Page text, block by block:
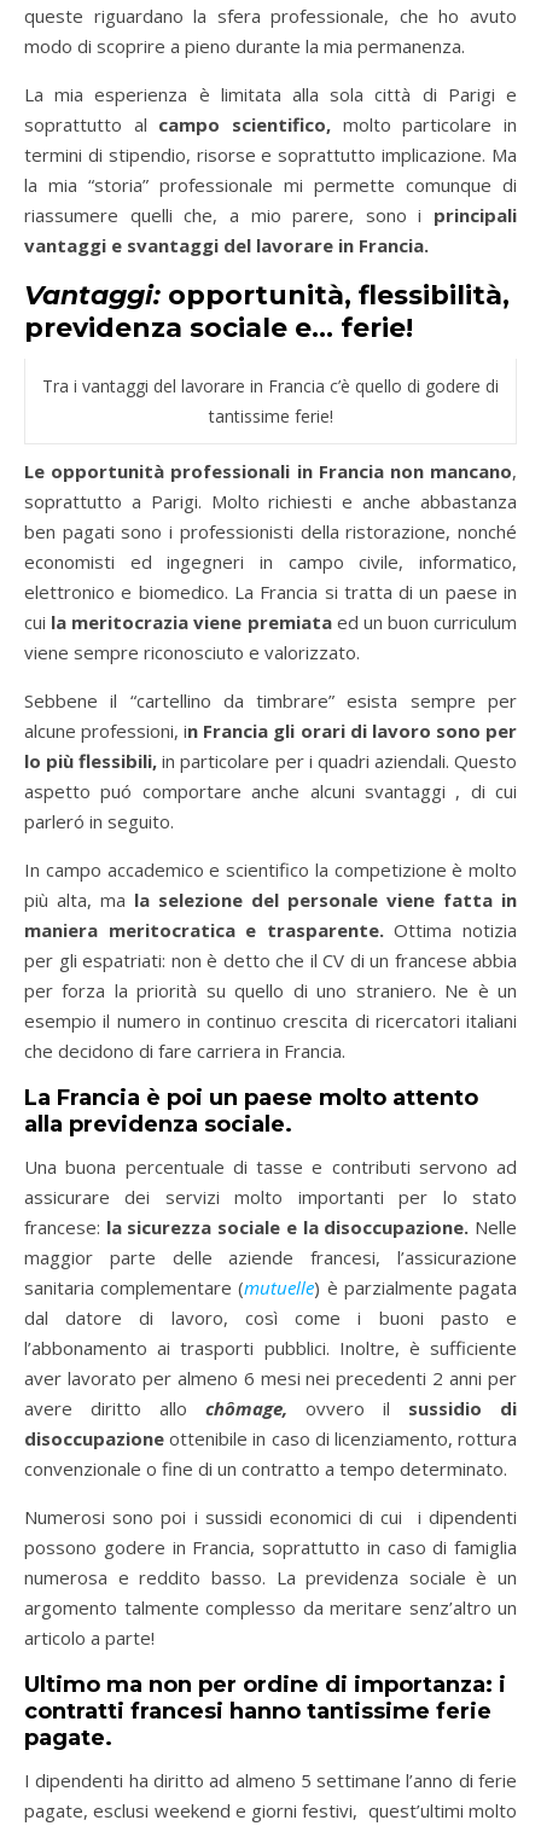
queste riguardano la sfera professionale, che ho avuto
modo di scoprire a pieno durante la mia permanenza.
La mia esperienza è limitata alla sola città di Parigi e
soprattutto al campo scientifico, molto particolare in
termini di stipendio, risorse e soprattutto implicazione. Ma
la mia “storia” professionale mi permette comunque di
riassumere quelli che, a mio parere, sono i principali
vantaggi e svantaggi del lavorare in Francia.
Vantaggi: opportunità, flessibilità,
previdenza sociale e… ferie!
Tra i vantaggi del lavorare in Francia c’è quello di godere di
tantissime ferie!
Le opportunità professionali in Francia non mancano,
soprattutto a Parigi. Molto richiesti e anche abbastanza
ben pagati sono i professionisti della ristorazione, nonché
economisti ed ingegneri in campo civile, informatico,
elettronico e biomedico. La Francia si tratta di un paese in
cui la meritocrazia viene premiataed un buon curriculum
viene sempre riconosciuto e valorizzato.
Sebbene il “cartellino da timbrare” esista sempre per
alcune professioni, in Francia gli orari di lavoro sono per
lo più flessibili, in particolare per i quadri aziendali. Questo
aspetto puó comportare anche alcuni svantaggi , di cui
parleró in seguito.
In campo accademico e scientifico la competizione è molto
più alta, ma la selezione del personale viene fatta in
maniera meritocratica e trasparente.Ottima notizia
per gli espatriati: non è detto che il CV di un francese abbia
per forza la priorità su quello di uno straniero. Ne è un
esempio il numero in continuo crescita di ricercatori italiani
che decidono di fare carriera in Francia.
La Francia è poi un paese molto attento
alla previdenza sociale.
Una buona percentuale di tasse e contributi servono ad
assicurare dei servizi molto importanti per lo stato
francese: la sicurezza sociale e la disoccupazione. Nelle
maggior parte delle aziende francesi, l’assicurazione
sanitaria complementare (mutuelle) è parzialmente pagata
dal datore di lavoro, così come i buoni pasto e
l’abbonamento ai trasporti pubblici. Inoltre, è sufficiente
aver lavorato per almeno 6 mesi nei precedenti 2 anni per
avere diritto allo chômage, ovvero il sussidio di
disoccupazioneottenibile in caso di licenziamento, rottura
convenzionale o fine di un contratto a tempo determinato.
Numerosi sono poi i sussidi economici di cui i dipendenti
possono godere in Francia, soprattutto in caso di famiglia
numerosa e reddito basso. La previdenza sociale è un
argomento talmente complesso da meritare senz’altro un
articolo a parte!
Ultimo ma non per ordine di importanza: i
contratti francesi hanno tantissime ferie
pagate.
I dipendenti ha diritto ad almeno 5 settimane l’anno di ferie
pagate, esclusi weekend e giorni festivi, quest’ultimi molto